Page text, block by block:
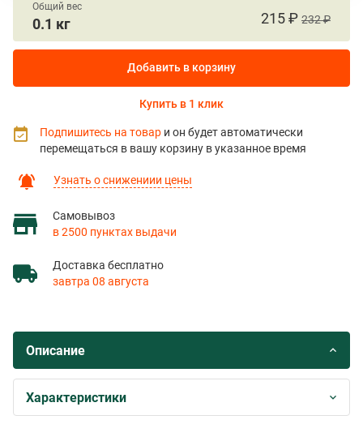
Узнать о снижениии цены
Самовывоз
в 2500 пунктах выдачи
Доставка бесплатно
завтра 08 августа
Общий вес
0.1 кг 215 ₽ 232 ₽
Добавить в корзину
Купить в 1 клик
Подпишитесь на товар и он будет автоматически
перемещаться в вашу корзину в указанное время
Описание
Характеристики